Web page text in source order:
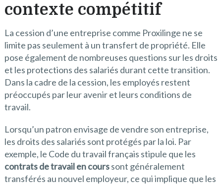
contexte compétitif
La cession d’une entreprise comme Proxilinge ne se
limite pas seulement à un transfert de propriété. Elle
pose également de nombreuses questions sur les droits
et les protections des salariés durant cette transition.
Dans la cadre de la cession, les employés restent
préoccupés par leur avenir et leurs conditions de
travail.
Lorsqu’un patron envisage de vendre son entreprise,
les droits des salariés sont protégés par la loi. Par
exemple, le Code du travail français stipule que les
contrats de travail en courssont généralement
transférés au nouvel employeur, ce qui implique que les